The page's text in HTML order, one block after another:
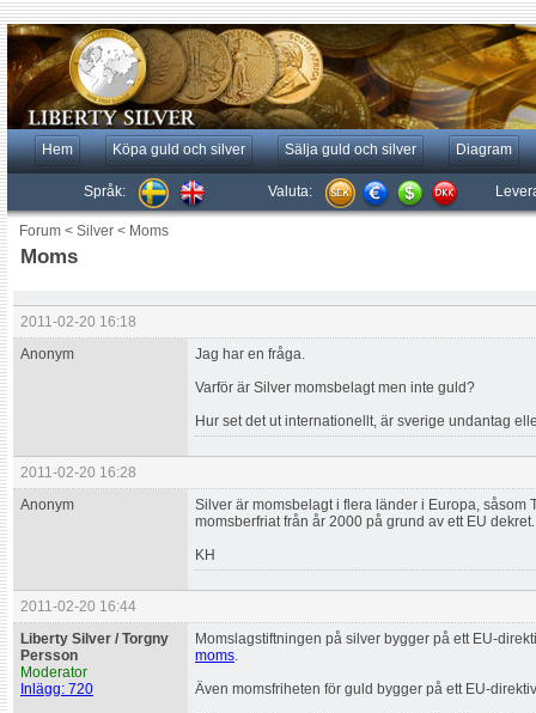
Hem Köpa guld och silver Sälja guld och silver Diagram
Språk: Valuta:
Forum < Silver < Moms
Moms
2011-02-20 16:18
Anonym
Jag har en fråga.
Varför är Silver momsbelagt men inte guld?
Hur set det ut internationellt, är sverige undantag
2011-02-20 16:28
Anonym
Silver är momsbelagt i flera länder i Europa, såsom
momsberfriat från år 2000 på grund av ett EU dekret.
KH
2011-02-20 16:44
Liberty Silver / Torgny
Persson
Moderator
Inlägg: 720
Momslagstiftningen på silver bygger på ett EU-
moms.
Även momsfriheten för guld bygger på ett EU-